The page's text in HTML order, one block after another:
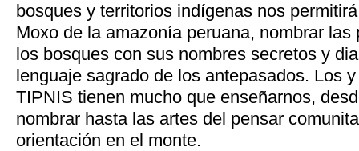
bosques y territorios indígenas nos
Moxo de la amazonía peruana, nombrar las
los bosques con sus nombres secretos y
lenguaje sagrado de los antepasados. Los
TIPNIS tienen mucho que enseñarnos,
nombrar hasta las artes del pensar
orientación en el monte.